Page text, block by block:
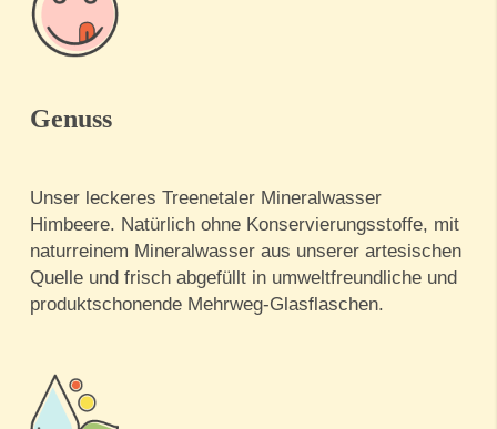
Genuss
Unser leckeres Treenetaler Mineralwasser
Himbeere. Natürlich ohne Konservierungsstoffe, mit
naturreinem Mineralwasser aus unserer artesischen
Quelle und frisch abgefüllt in umweltfreundliche und
produktschonende Mehrweg-Glasflaschen.